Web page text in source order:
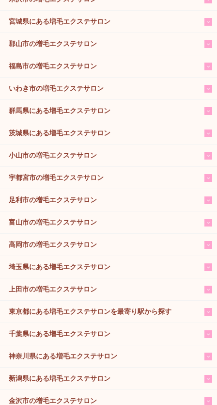
宮城県にある増毛エクステサロン
郡山市の増毛エクステサロン
福島市の増毛エクステサロン
いわき市の増毛エクステサロン
群馬県にある増毛エクステサロン
茨城県にある増毛エクステサロン
小山市の増毛エクステサロン
宇都宮市の増毛エクステサロン
足利市の増毛エクステサロン
富山市の増毛エクステサロン
高岡市の増毛エクステサロン
埼玉県にある増毛エクステサロン
上田市の増毛エクステサロン
東京都にある増毛エクステサロンを最寄り駅から探す
千葉県にある増毛エクステサロン
神奈川県にある増毛エクステサロン
新潟県にある増毛エクステサロン
金沢市の増毛エクステサロン